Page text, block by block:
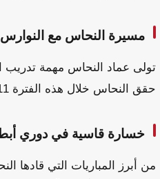
مسيرة النحاس مع النوارس
حقق النحاس خلال هذه الفترة 11 انتصاراً، وتعادل في 5 مباريات، بينما تلقى 4 هزائم.
خسارة قاسية في دوري
من أبرز المباريات التي